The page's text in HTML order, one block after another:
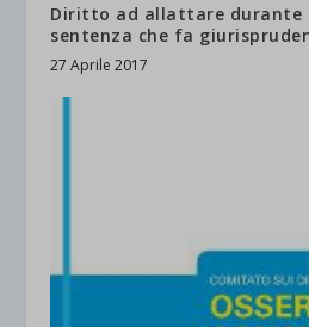
Diritto ad allattare durante
sentenza che fa
27 Aprile 2017